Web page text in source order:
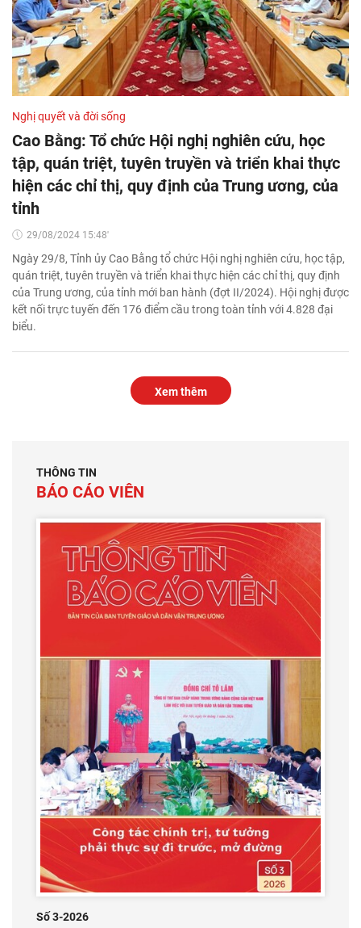
Nghị quyết và đời sống
Cao Bằng: Tổ chức Hội nghị nghiên cứu, học
tập, quán triệt, tuyên truyền và triển khai thực
hiện các chỉ thị, quy định của Trung ương, của
tỉnh
29/08/2024 15:48'
Ngày 29/8, Tỉnh ủy Cao Bằng tổ chức Hội nghị nghiên cứu, học tập,
quán triệt, tuyên truyền và triển khai thực hiện các chỉ thị, quy định
của Trung ương, của tỉnh mới ban hành (đợt II/2024). Hội nghị được
kết nối trực tuyến đến 176 điểm cầu trong toàn tỉnh với 4.828 đại
biểu.
Xem thêm
THÔNG TIN
BÁO CÁO VIÊN
Số 3-2026